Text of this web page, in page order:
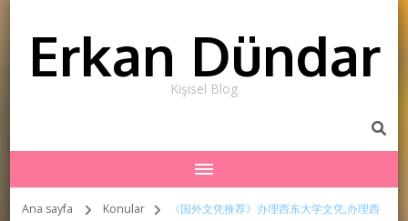
Erkan Dündar
Kişisel Blog
Ana sayfa Konular
《国外文凭推荐》办理西东大学文凭,办理西